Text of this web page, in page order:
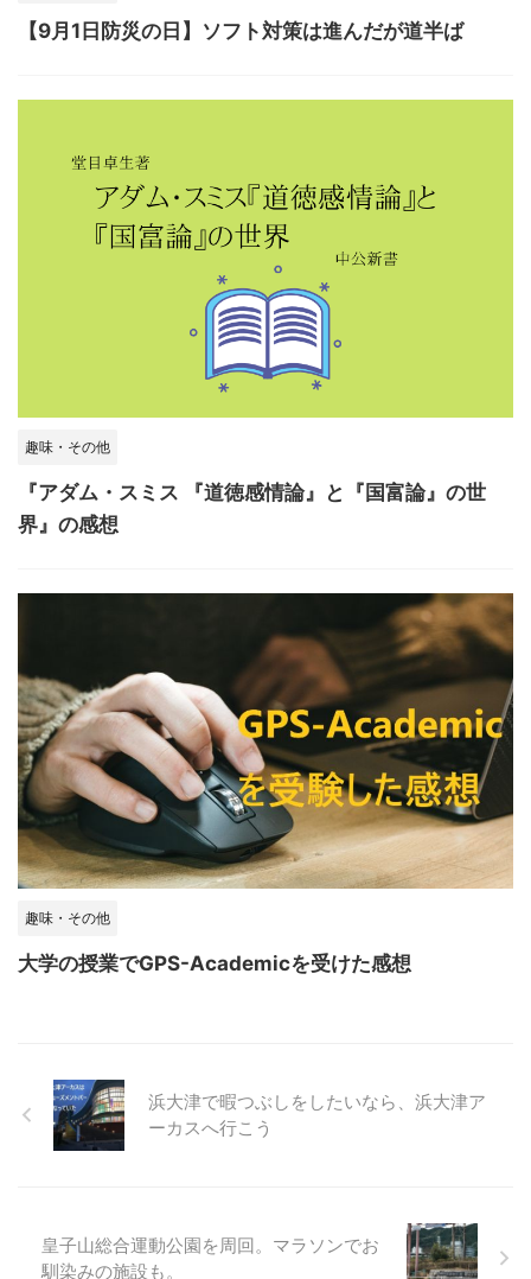
【9月1日防災の日】ソフト対策は進んだが道半ば
趣味・その他
『アダム・スミス 『道徳感情論』と『国富論』の世
界』の感想
趣味・その他
大学の授業でGPS-Academicを受けた感想
浜大津で暇つぶしをしたいなら、浜大津ア
ーカスへ行こう
皇子山総合運動公園を周回。マラソンでお
馴染みの施設も。